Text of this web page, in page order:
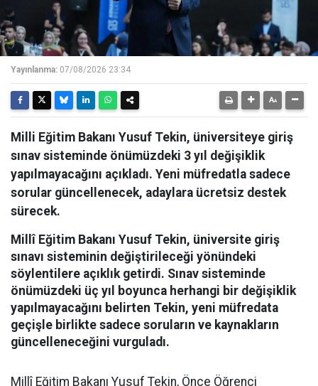
Yayınlanma: 07/08/2026 23:34
Milli Eğitim Bakanı Yusuf Tekin, üniversiteye giriş
sınav sisteminde önümüzdeki 3 yıl değişiklik
yapılmayacağını açıkladı. Yeni müfredatla sadece
sorular güncellenecek, adaylara ücretsiz destek
sürecek.
Millî Eğitim Bakanı Yusuf Tekin, üniversite giriş
sınavı sisteminin değiştirileceği yönündeki
söylentilere açıklık getirdi. Sınav sisteminde
önümüzdeki üç yıl boyunca herhangi bir değişiklik
yapılmayacağını belirten Tekin, yeni müfredata
geçişle birlikte sadece soruların ve kaynakların
güncelleneceğini vurguladı.
Millî Eğitim Bakanı Yusuf Tekin, Önce Öğrenci